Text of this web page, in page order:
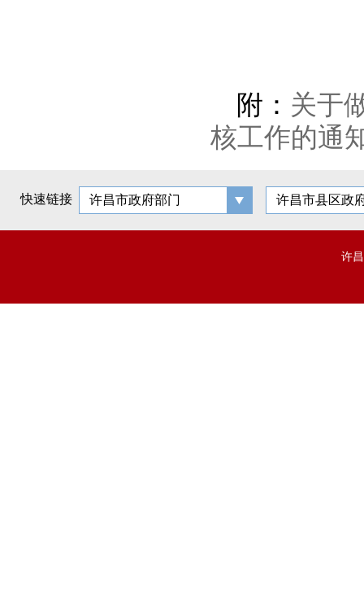
附： 关于
核工作的通
快速链接 许昌市政府部门 许昌市县区政
许